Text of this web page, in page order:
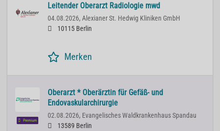
Leitender Oberarzt Radiologie mwd
04.08.2026, Alexianer St. Hedwig Kliniken GmbH
10115 Berlin
Merken
Premium
Oberarzt * Oberärztin für Gefäß- und
Endovaskularchirurgie
02.08.2026, Evangelisches Waldkrankenhaus Spandau
13589 Berlin